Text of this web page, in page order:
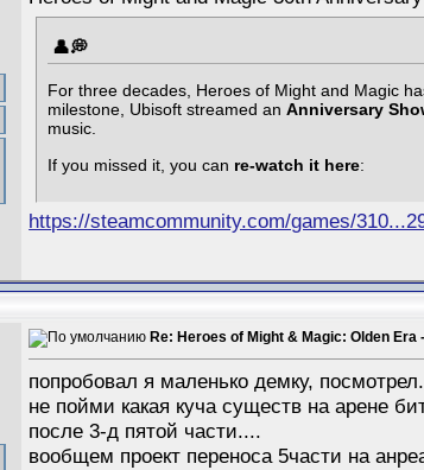
For three decades, Heroes of Might and Magic
milestone, Ubisoft streamed an Anniversary
music.
If you missed it, you can re-watch it here:
https://steamcommunity.com/games/
Re: Heroes of Might & Magic: Olden
попробовал я маленько демку,
не пойми какая куча существ на арене
после 3-д пятой части....
вообщем проект переноса 5части на